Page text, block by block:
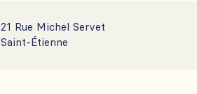
21 Rue Michel Servet
Saint-Étienne